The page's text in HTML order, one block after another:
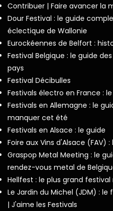
Contribuer | Faire avancer la
Dour Festival : le guide
éclectique de Wallonie
Eurockéennes de Belfort :
Festival Belgique : le guide
pays
Festival Décibulles
Festivals électro en France :
Festivals en Allemagne : le
manquer cet été
Festivals en Alsace : le guide
Foire aux Vins d'Alsace (FAV)
Graspop Metal Meeting : le
rendez-vous metal de
Hellfest : le plus grand
Le Jardin du Michel (JDM) :
| J'aime les Festivals